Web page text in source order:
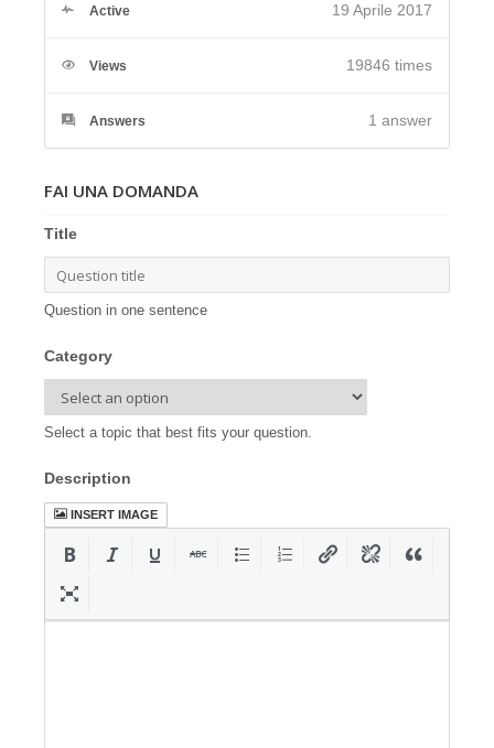
Active 19 Aprile 2017
Views 19846 times
Answers 1 answer
FAI UNA DOMANDA
Title
Question in one sentence
Category
Select a topic that best fits your question.
Description
INSERT IMAGE